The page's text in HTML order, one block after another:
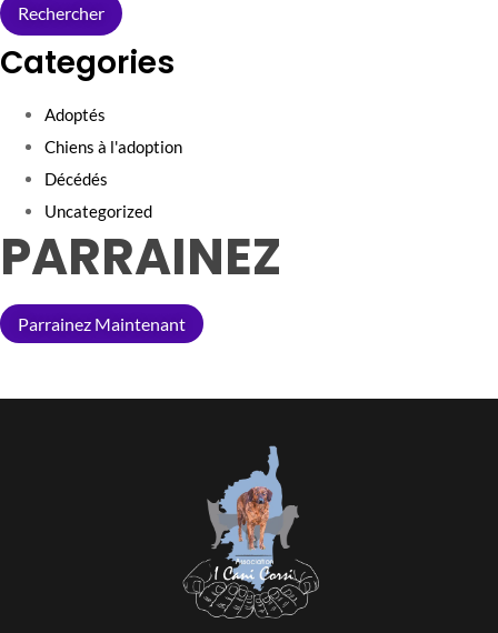
Categories
Adoptés
Chiens à l'adoption
Décédés
Uncategorized
PARRAINEZ
Parrainez Maintenant